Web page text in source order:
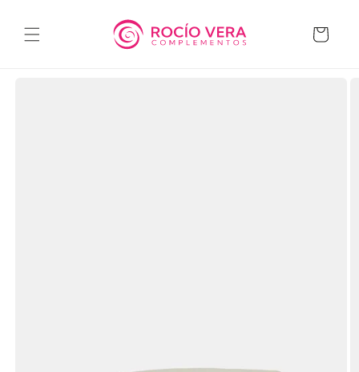
al contenido
Carrito